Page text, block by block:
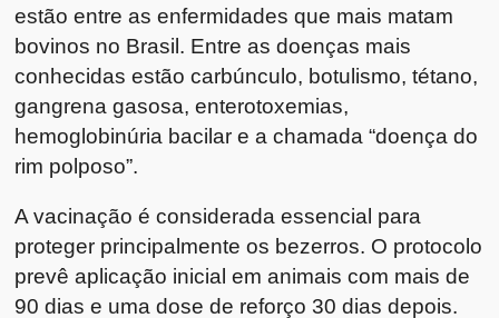
estão entre as enfermidades que mais matam
bovinos no Brasil. Entre as doenças mais
conhecidas estão carbúnculo, botulismo, tétano,
gangrena gasosa, enterotoxemias,
hemoglobinúria bacilar e a chamada “doença do
rim polposo”.
A vacinação é considerada essencial para
proteger principalmente os bezerros. O protocolo
prevê aplicação inicial em animais com mais de
90 dias e uma dose de reforço 30 dias depois.